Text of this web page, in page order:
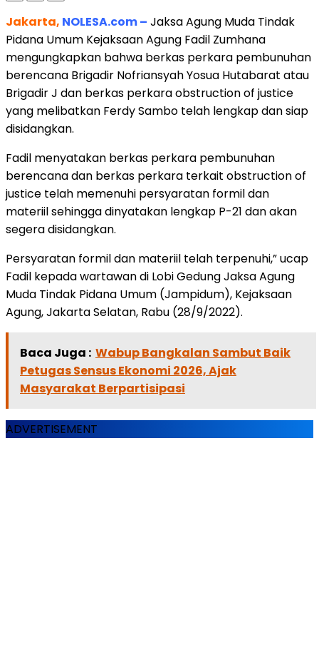
Jakarta, NOLESA.com – Jaksa Agung Muda Tindak
Pidana Umum Kejaksaan Agung Fadil Zumhana
mengungkapkan bahwa berkas perkara pembunuhan
berencana Brigadir Nofriansyah Yosua Hutabarat atau
Brigadir J dan berkas perkara obstruction of justice
yang melibatkan Ferdy Sambo telah lengkap dan siap
disidangkan.
Fadil menyatakan berkas perkara pembunuhan
berencana dan berkas perkara terkait obstruction of
justice telah memenuhi persyaratan formil dan
materiil sehingga dinyatakan lengkap P-21 dan akan
segera disidangkan.
Persyaratan formil dan materiil telah terpenuhi,” ucap
Fadil kepada wartawan di Lobi Gedung Jaksa Agung
Muda Tindak Pidana Umum (Jampidum), Kejaksaan
Agung, Jakarta Selatan, Rabu (28/9/2022).
Baca Juga : Wabup Bangkalan Sambut Baik
Petugas Sensus Ekonomi 2026, Ajak
Masyarakat Berpartisipasi
ADVERTISEMENT